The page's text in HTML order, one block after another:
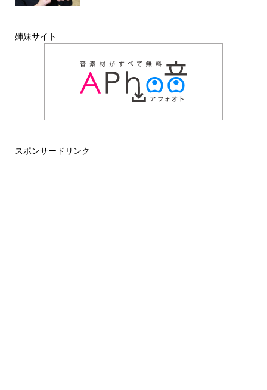
姉妹サイト
スポンサードリンク